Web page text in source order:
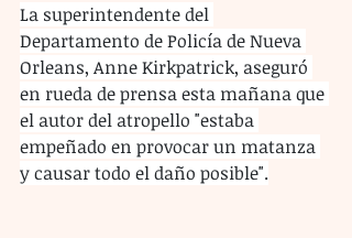
La superintendente del
Departamento de Policía de Nueva
Orleans, Anne Kirkpatrick, aseguró
en rueda de prensa esta mañana que
el autor del atropello "estaba
empeñado en provocar un matanza
y causar todo el daño posible".